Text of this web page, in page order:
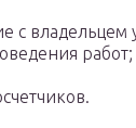
с владельцем
работ;